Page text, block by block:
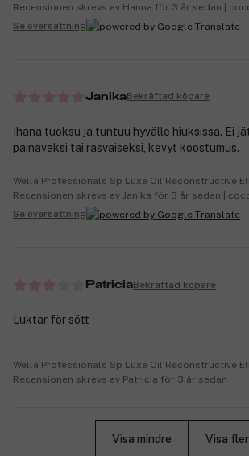
Recensionen skrevs av Hanna för 3 år sedan |
Se översättning
JanikaBekräftad köpare
Ihana tuoksu ja tuntuu hyvälle hiuksissa. Ei
painavaksi tai rasvaiseksi, kevyt koostumus.
Wella Professionals Sp Luxe Oil Reconstructive
Recensionen skrevs av Janika för 3 år sedan |
Se översättning
PatriciaBekräftad köpare
Luktar för sött
Wella Professionals Sp Luxe Oil Reconstructive
Recensionen skrevs av Patricia för 3 år sedan
Visa mindre Visa fler